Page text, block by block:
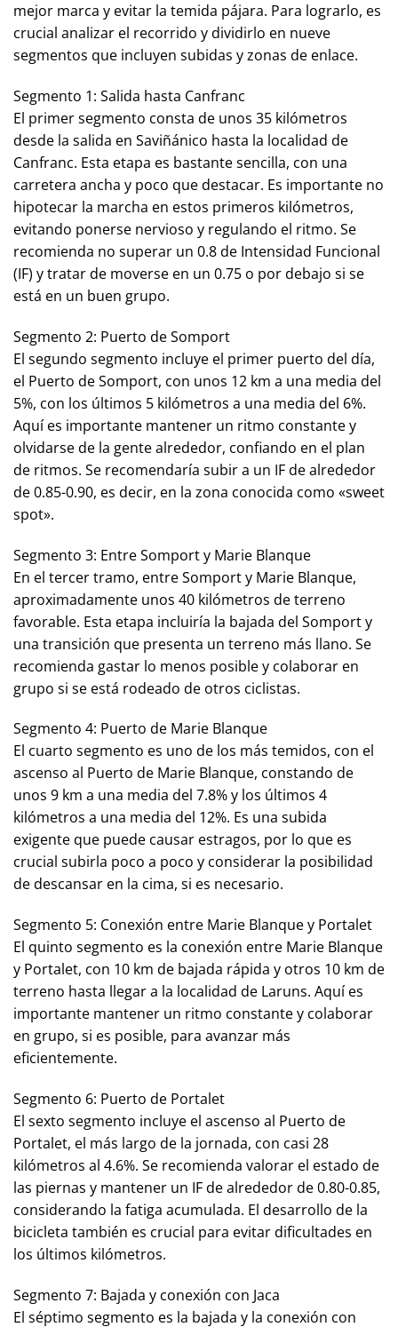
mejor marca y evitar la temida pájara. Para lograrlo, es
crucial analizar el recorrido y dividirlo en nueve
segmentos que incluyen subidas y zonas de enlace.
Segmento 1: Salida hasta Canfranc
El primer segmento consta de unos 35 kilómetros
desde la salida en Saviñánico hasta la localidad de
Canfranc. Esta etapa es bastante sencilla, con una
carretera ancha y poco que destacar. Es importante no
hipotecar la marcha en estos primeros kilómetros,
evitando ponerse nervioso y regulando el ritmo. Se
recomienda no superar un 0.8 de Intensidad Funcional
(IF) y tratar de moverse en un 0.75 o por debajo si se
está en un buen grupo.
Segmento 2: Puerto de Somport
El segundo segmento incluye el primer puerto del día,
el Puerto de Somport, con unos 12 km a una media del
5%, con los últimos 5 kilómetros a una media del 6%.
Aquí es importante mantener un ritmo constante y
olvidarse de la gente alrededor, confiando en el plan
de ritmos. Se recomendaría subir a un IF de alrededor
de 0.85-0.90, es decir, en la zona conocida como «sweet
spot».
Segmento 3: Entre Somport y Marie Blanque
En el tercer tramo, entre Somport y Marie Blanque,
aproximadamente unos 40 kilómetros de terreno
favorable. Esta etapa incluiría la bajada del Somport y
una transición que presenta un terreno más llano. Se
recomienda gastar lo menos posible y colaborar en
grupo si se está rodeado de otros ciclistas.
Segmento 4: Puerto de Marie Blanque
El cuarto segmento es uno de los más temidos, con el
ascenso al Puerto de Marie Blanque, constando de
unos 9 km a una media del 7.8% y los últimos 4
kilómetros a una media del 12%. Es una subida
exigente que puede causar estragos, por lo que es
crucial subirla poco a poco y considerar la posibilidad
de descansar en la cima, si es necesario.
Segmento 5: Conexión entre Marie Blanque y Portalet
El quinto segmento es la conexión entre Marie Blanque
y Portalet, con 10 km de bajada rápida y otros 10 km de
terreno hasta llegar a la localidad de Laruns. Aquí es
importante mantener un ritmo constante y colaborar
en grupo, si es posible, para avanzar más
eficientemente.
Segmento 6: Puerto de Portalet
El sexto segmento incluye el ascenso al Puerto de
Portalet, el más largo de la jornada, con casi 28
kilómetros al 4.6%. Se recomienda valorar el estado de
las piernas y mantener un IF de alrededor de 0.80-0.85,
considerando la fatiga acumulada. El desarrollo de la
bicicleta también es crucial para evitar dificultades en
los últimos kilómetros.
Segmento 7: Bajada y conexión con Jaca
El séptimo segmento es la bajada y la conexión con